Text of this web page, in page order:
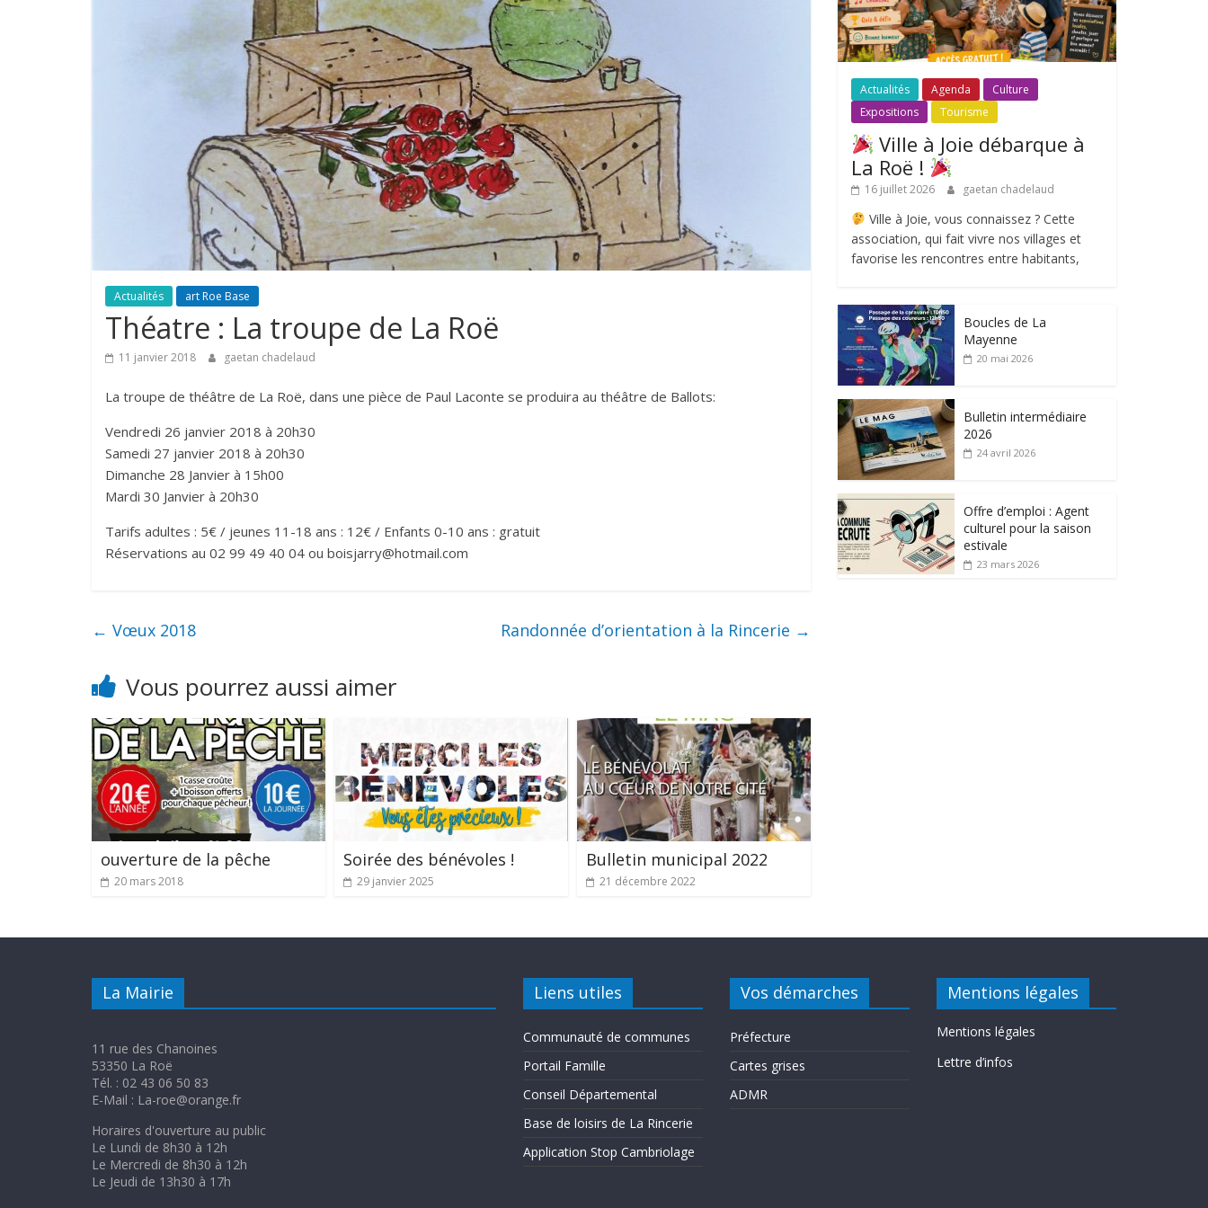
Actualités art Roe Base
Théatre : La troupe de La Roë
11 janvier 2018 gaetan chadelaud
La troupe de théâtre de La Roë, dans une pièce de Paul Laconte se produira au théâtre de Ballots:
Vendredi 26 janvier 2018 à 20h30
Samedi 27 janvier 2018 à 20h30
Dimanche 28 Janvier à 15h00
Mardi 30 Janvier à 20h30
Tarifs adultes : 5€ / jeunes 11-18 ans : 12€ / Enfants 0-10 ans : gratuit
Réservations au 02 99 49 40 04 ou boisjarry@hotmail.com
← Vœux 2018 Randonnée d’orientation à la Rincerie →
Vous pourrez aussi aimer
ouverture de la pêche
20 mars 2018
Soirée des bénévoles !
29 janvier 2025
Bulletin municipal 2022
21 décembre 2022
Actualités Agenda
Culture
Expositions
Tourisme
Ville à Joie débarque à
La Roë !
16 juillet 2026 gaetan chadelaud
Ville à Joie, vous connaissez ? Cette
association, qui fait vivre nos villages et
favorise les rencontres entre habitants,
Boucles de La
Mayenne
20 mai 2026
Bulletin intermédiaire
2026
24 avril 2026
Offre d’emploi : Agent
culturel pour la saison
estivale
23 mars 2026
La Mairie
11 rue des Chanoines
53350 La Roë
Tél. : 02 43 06 50 83
E-Mail : La-roe@orange.fr
Horaires d'ouverture au public
Le Lundi de 8h30 à 12h
Le Mercredi de 8h30 à 12h
Le Jeudi de 13h30 à 17h
Liens utiles
Communauté de communes
Portail Famille
Conseil Départemental
Base de loisirs de La Rincerie
Application Stop Cambriolage
Vos démarches
Préfecture
Cartes grises
ADMR
Mentions légales
Mentions légales
Lettre d’infos